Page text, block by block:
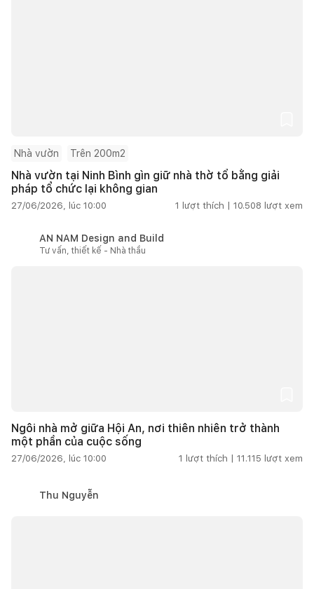
Nhà vườn Trên 200m2
Nhà vườn tại Ninh Bình gìn giữ nhà thờ tổ bằng giải
pháp tổ chức lại không gian
27/06/2026, lúc 10:00 1 lượt thích | 10.508 lượt xem
AN NAM Design and Build
Tư vấn, thiết kế - Nhà thầu
Ngôi nhà mở giữa Hội An, nơi thiên nhiên trở thành
một phần của cuộc sống
27/06/2026, lúc 10:00 1 lượt thích | 11.115 lượt xem
Thu Nguyễn